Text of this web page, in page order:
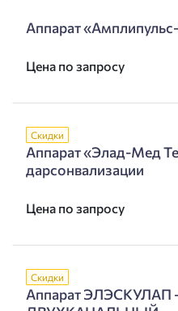
Аппарат
Цена по запросу
Скидки
Аппарат «Элад-Мед
дарсонвализации
Цена по запросу
Скидки
Аппарат ЭЛЭСКУЛАП